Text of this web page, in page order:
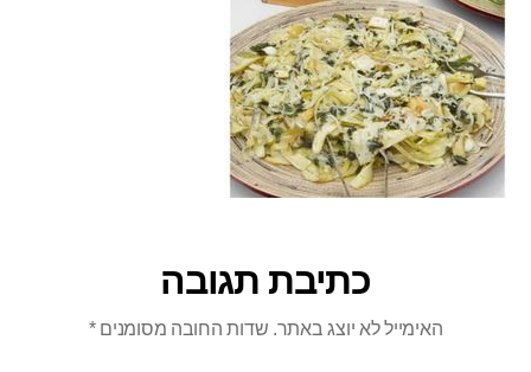
כתיבת תגובה
האימייל לא יוצג באתר. שדות החובה מסומנים*